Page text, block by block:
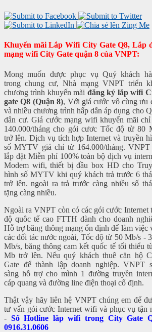
Khuyến mãi Lắp Wifi City Gate Q8, Lắp
mạng wifi City Gate quận 8 của VNPT:
Mong muốn được phục vụ Quý khách
trong chung cư, Nhà mạng VNPT triển
chương trình khuyến mãi đăng ký lắp wifi
gate Q8 (Quận 8), Với giá cước vô cùng ưu
và nhiều chương trình hấp dẫn áp dụng cho
dân cư. Giá cước mạng wifi khuyến mãi
140.000/tháng cho gói cươc Tốc độ từ 80
trở lên. Dịch vụ tích hợp Internet và truyền
số MYTV giá chỉ từ 164.000/tháng. VNPT
lắp đặt Miễn phí 100% toàn bộ dịch vụ
Modem wifi, thiết bị đầu box HD cho
hình số MYTV khi quý khách trả trước 6
trở lên. ngoài ra trả trước càng nhiều số
tặng càng nhiều.
Ngoài ra VNPT còn có các gói cước Internet
độ quôc tế cao FTTH dành cho doanh
Hỗ trợ băng thông mạng ổn định để làm việc
các đối tác nước ngoài, Tốc độ từ 50 Mb/s -
Mb/s, băng thông cam kết quốc tế tối thiểu
Mb trở lên. Nếu quý khách thuê căn hộ
Gate để thành lập doanh nghiệp. VNPT
sàng hỗ trợ cho mình 1 đường truyền
cáp quang và đường line điện thoại cố định.
Thật vậy hãy liên hệ VNPT chúng em để
tư vấn gói cước Internet wifi và phục vụ tận
- Số Hotline lắp wifi trong City Gate
0916.31.0606